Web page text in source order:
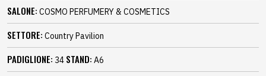
SALONE: COSMO PERFUMERY & COSMETICS
SETTORE: Country Pavilion
PADIGLIONE: 34 STAND: A6